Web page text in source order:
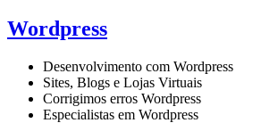
Wordpress
Desenvolvimento com Wordpress
Sites, Blogs e Lojas Virtuais
Corrigimos erros Wordpress
Especialistas em Wordpress